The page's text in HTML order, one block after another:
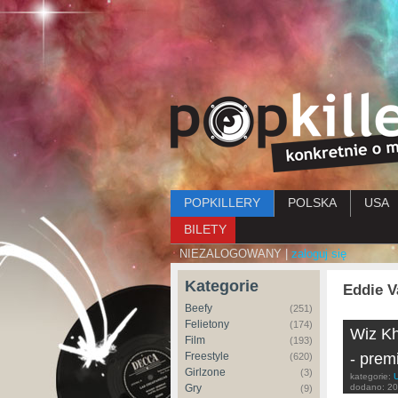
Menu główne
POPKILLERY POLSKA USA
BILETY
NIEZALOGOWANY | zaloguj się
Kategorie
Beefy (251)
Felietony (174)
Film (193)
Freestyle (620)
Girlzone (3)
Gry (9)
Eddie
Wiz
-
kategorie:
dodano: